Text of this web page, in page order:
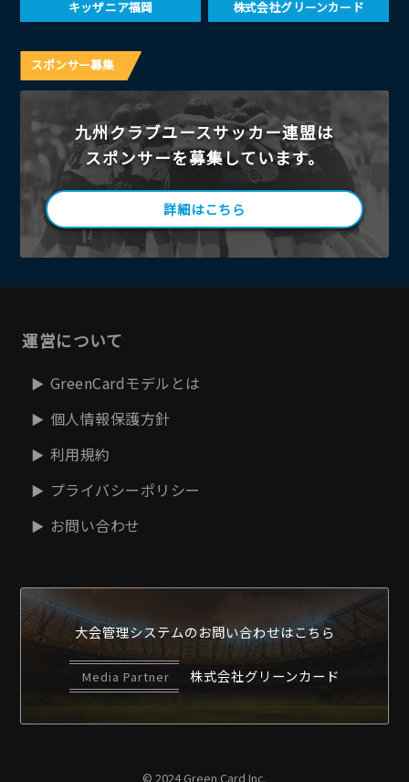
キッザニア福岡 株式会社グリーンカード
スポンサー募集
九州クラブユースサッカー連盟は
スポンサーを募集しています。
詳細はこちら
運営について
GreenCardモデルとは
個人情報保護方針
利用規約
プライバシーポリシー
お問い合わせ
大会管理システムのお問い合わせはこちら
Media Partner 株式会社グリーンカード
© 2024 Green Card Inc.